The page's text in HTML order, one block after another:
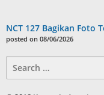
NCT 127 Bagikan Foto
posted on 08/06/2026
for: